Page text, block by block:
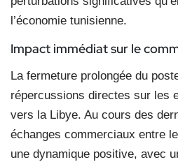
l’économie tunisienne.
Impact immédiatsur le
La fermeture prolongée du
répercussions directes sur les
vers la Libye. Au cours des
échanges commerciaux entre
une dynamique positive, avec